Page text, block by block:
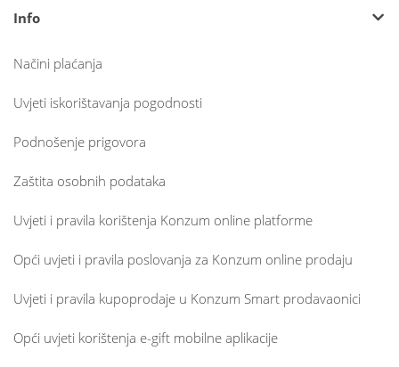
Info
Načini plaćanja
Uvjeti iskorištavanja pogodnosti
Podnošenje prigovora
Zaštita osobnih podataka
Uvjeti i pravila korištenja Konzum online platforme
Opći uvjeti i pravila poslovanja za Konzum online prodaju
Uvjeti i pravila kupoprodaje u Konzum Smart prodavaonici
Opći uvjeti korištenja e-gift mobilne aplikacije